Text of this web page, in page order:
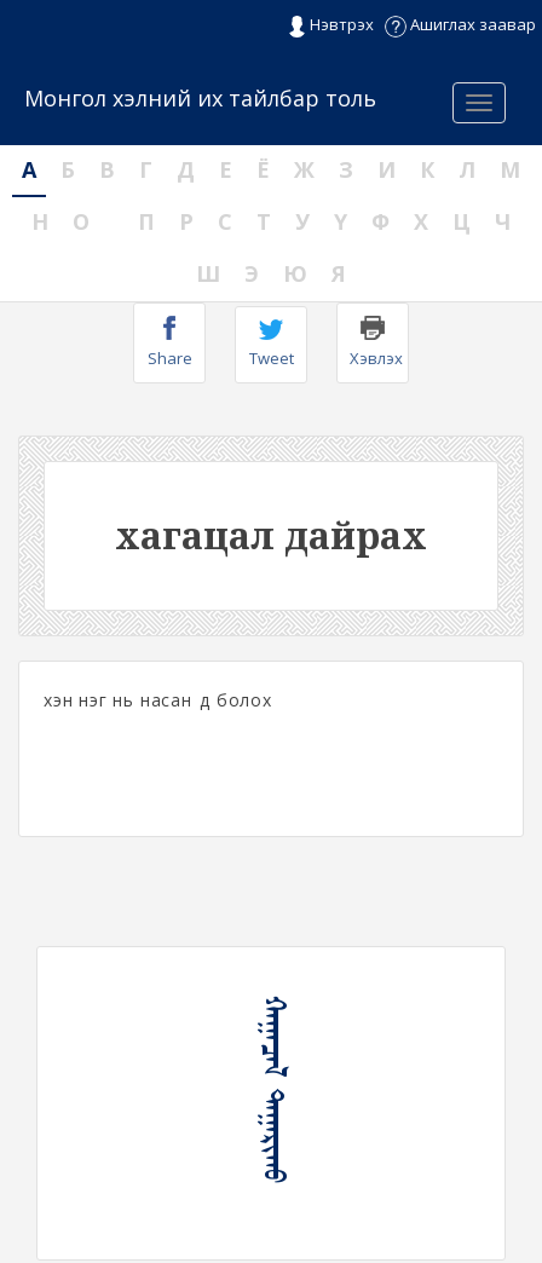
Нэвтрэх Ашиглах заавар
Menu
Монгол хэлний их тайлбар толь
А Б В Г Д Е Ё Ж З И К Л
М
Н
О П Р С Т У Ү Ф Х Ц
Ч
Ш
Э Ю Я
Share Tweet Хэвлэх
хагацал дайрах
хэн нэг нь насан өөд болох
ᠬᠠᠭᠠᠴᠠᠯ ᠳᠠᠭᠠᠷᠢᠬᠤ